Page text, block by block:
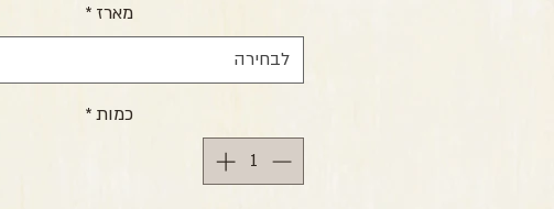
מארז *
לבחירה
כמות *